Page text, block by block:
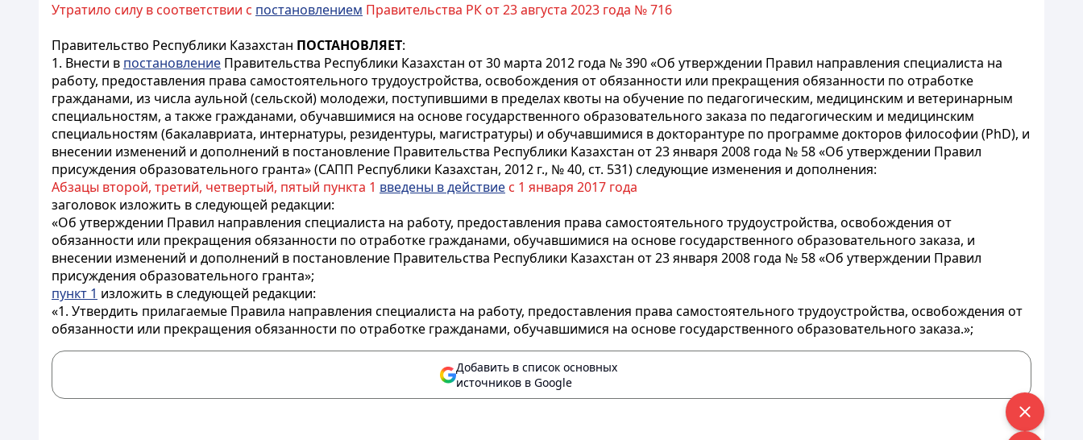
Утратило силу в соответствии с постановлением Правительства РК от 23 августа 2023 года № 716
Правительство Республики Казахстан ПОСТАНОВЛЯЕТ:
1. Внести в постановление Правительства Республики Казахстан от 30 марта 2012 года № 390 «Об утверждении Правил направления специалиста на
работу, предоставления права самостоятельного трудоустройства, освобождения от обязанности или прекращения обязанности по отработке
гражданами, из числа аульной (сельской) молодежи, поступившими в пределах квоты на обучение по педагогическим, медицинским и ветеринарным
специальностям, а также гражданами, обучавшимися на основе государственного образовательного заказа по педагогическим и медицинским
специальностям (бакалавриата, интернатуры, резидентуры, магистратуры) и обучавшимися в докторантуре по программе докторов философии (PhD), и
внесении изменений и дополнений в постановление Правительства Республики Казахстан от 23 января 2008 года № 58 «Об утверждении Правил
присуждения образовательного гранта» (САПП Республики Казахстан, 2012 г., № 40, ст. 531) следующие изменения и дополнения:
Абзацы второй, третий, четвертый, пятый пункта 1 введены в действие с 1 января 2017 года
заголовок изложить в следующей редакции:
«Об утверждении Правил направления специалиста на работу, предоставления права самостоятельного трудоустройства, освобождения от
обязанности или прекращения обязанности по отработке гражданами, обучавшимися на основе государственного образовательного заказа, и
внесении изменений и дополнений в постановление Правительства Республики Казахстан от 23 января 2008 года № 58 «Об утверждении Правил
присуждения образовательного гранта»;
пункт 1 изложить в следующей редакции:
«1. Утвердить прилагаемые Правила направления специалиста на работу, предоставления права самостоятельного трудоустройства, освобождения от
обязанности или прекращения обязанности по отработке гражданами, обучавшимися на основе государственного образовательного заказа.»;
Добавить в список основных
источников в Google